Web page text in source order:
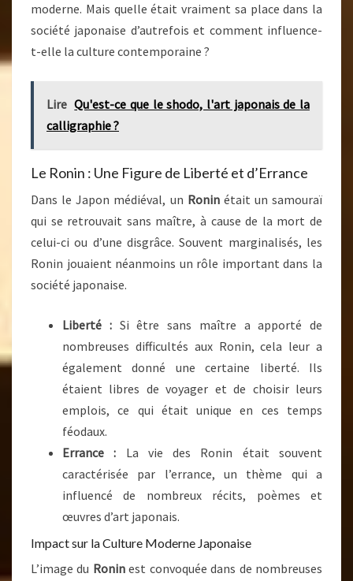
moderne. Mais quelle était vraiment sa place dans la
société japonaise d’autrefois et comment influence-
t-elle la culture contemporaine ?
Lire Qu'est-ce que le shodo, l'art japonais de la
calligraphie ?
Le Ronin : Une Figure de Liberté et d’Errance
Dans le Japon médiéval, un Roninétait un samouraï
qui se retrouvait sans maître, à cause de la mort de
celui-ci ou d’une disgrâce. Souvent marginalisés, les
Ronin jouaient néanmoins un rôle important dans la
société japonaise.
Liberté :Si être sans maître a apporté de
nombreuses difficultés aux Ronin, cela leur a
également donné une certaine liberté. Ils
étaient libres de voyager et de choisir leurs
emplois, ce qui était unique en ces temps
féodaux.
Errance : La vie des Ronin était souvent
caractérisée par l’errance, un thème qui a
influencé de nombreux récits, poèmes et
œuvres d’art japonais.
Impact sur la Culture Moderne Japonaise
L’image du Roninest convoquée dans de nombreuses